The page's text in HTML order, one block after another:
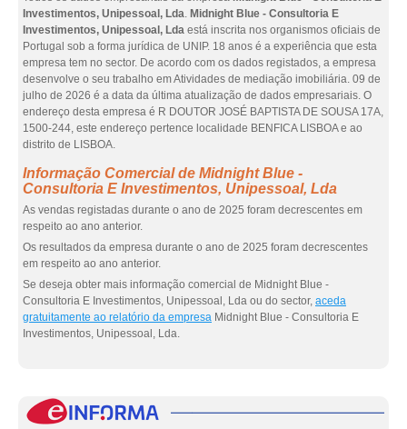
Investimentos, Unipessoal, Lda. Midnight Blue - Consultoria E
Investimentos, Unipessoal, Lda está inscrita nos organismos oficiais de
Portugal sob a forma jurídica de UNIP. 18 anos é a experiência que esta
empresa tem no sector. De acordo com os dados registados, a empresa
desenvolve o seu trabalho em Atividades de mediação imobiliária. 09 de
julho de 2026 é a data da última atualização de dados empresariais. O
endereço desta empresa é R DOUTOR JOSÉ BAPTISTA DE SOUSA 17A,
1500-244, este endereço pertence localidade BENFICA LISBOA e ao
distrito de LISBOA.
Informação Comercial de Midnight Blue -
Consultoria E Investimentos, Unipessoal, Lda
As vendas registadas durante o ano de 2025 foram decrescentes em
respeito ao ano anterior.
Os resultados da empresa durante o ano de 2025 foram decrescentes
em respeito ao ano anterior.
Se deseja obter mais informação comercial de Midnight Blue -
Consultoria E Investimentos, Unipessoal, Lda ou do sector, aceda
gratuitamente ao relatório da empresa Midnight Blue - Consultoria E
Investimentos, Unipessoal, Lda.